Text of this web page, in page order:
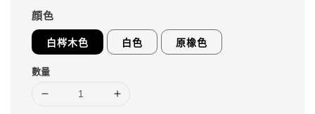
顔色
白梣木色 白色 原橡色
數量